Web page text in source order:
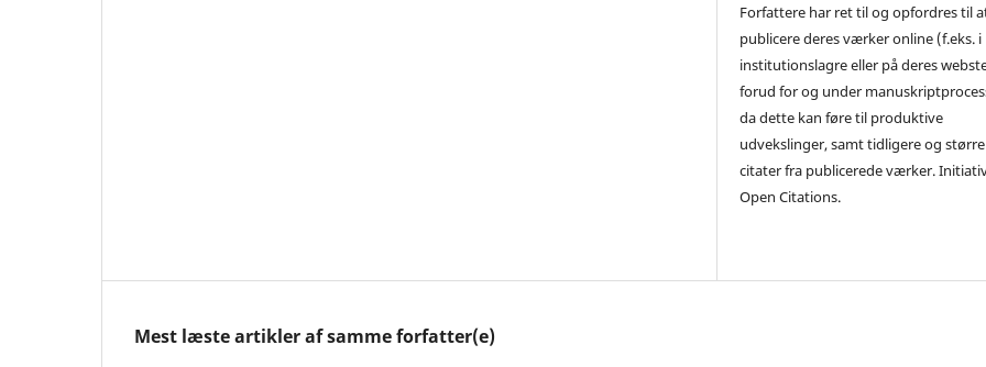
Forfattere har ret til og opfordres til
publicere deres værker online (f.eks. i
institutionslagre eller på deres
forud for og under
da dette kan føre til produktive
udvekslinger, samt tidligere og større
citater fra publicerede værker.
Open Citations.
Mest læste artikler af samme forfatter(e)